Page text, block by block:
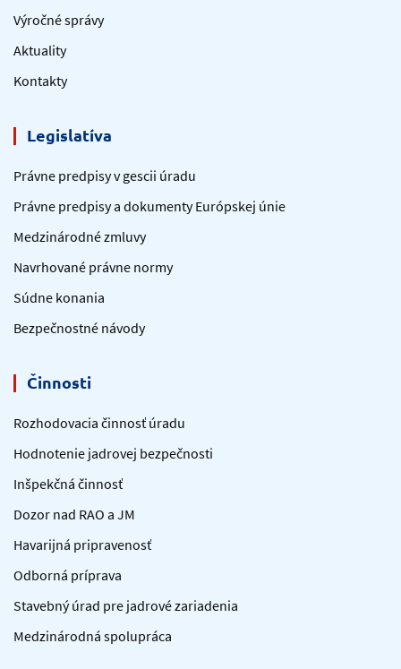
Výročné správy
Aktuality
Kontakty
Legislatíva
Právne predpisy v gescii úradu
Právne predpisy a dokumenty Európskej únie
Medzinárodné zmluvy
Navrhované právne normy
Súdne konania
Bezpečnostné návody
Činnosti
Rozhodovacia činnosť úradu
Hodnotenie jadrovej bezpečnosti
Inšpekčná činnosť
Dozor nad RAO a JM
Havarijná pripravenosť
Odborná príprava
Stavebný úrad pre jadrové zariadenia
Medzinárodná spolupráca